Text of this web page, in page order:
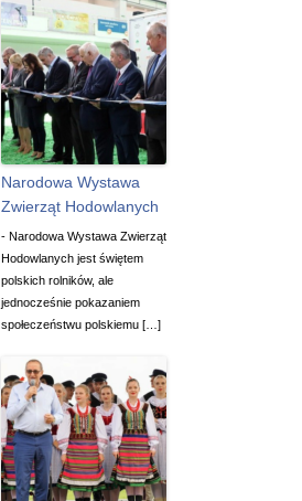
Narodowa Wystawa
Zwierząt Hodowlanych
- Narodowa Wystawa Zwierząt
Hodowlanych jest świętem
polskich rolników, ale
jednocześnie pokazaniem
społeczeństwu polskiemu […]